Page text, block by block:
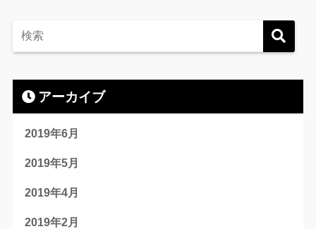
アーカイブ
2019年6月
2019年5月
2019年4月
2019年2月